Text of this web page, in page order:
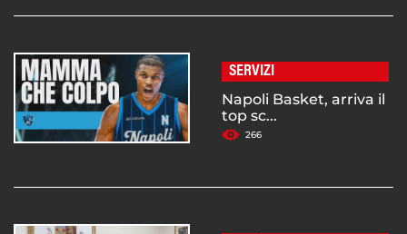
SERVIZI
Napoli Basket, arriva il
top sc...
266